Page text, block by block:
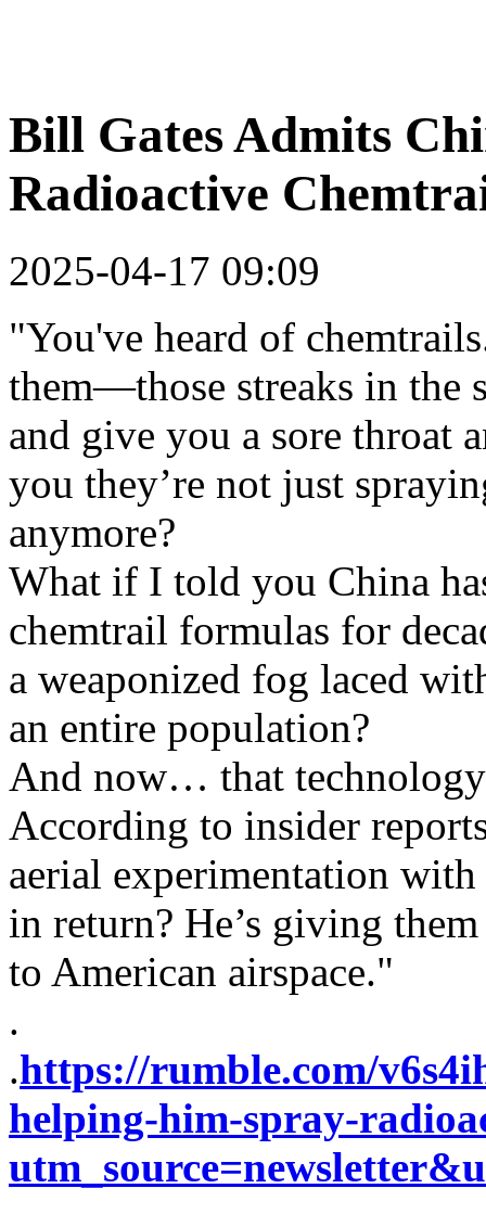
Bill Gates Admits
Radioactive
2025-04-17 09:09
"You've heard of
them—those streaks in the
and give you a sore throat
you they’re not just
anymore?
What if I told you China
chemtrail formulas for
a weaponized fog laced
an entire population?
And now… that technology
According to insider
aerial experimentation
in return? He’s giving
to American airspace."
.
.https://rumble.com/
helping-him-spray-